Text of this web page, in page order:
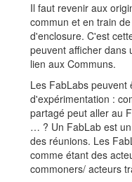
Il faut revenir aux
commun et en train
d'enclosure. C'est
peuvent afficher dans
lien aux Communs.
Les FabLabs
d'expérimentation :
partagé peut aller au
… ? Un FabLab est
des réunions. Les
comme étant des
commoners/ acteurs